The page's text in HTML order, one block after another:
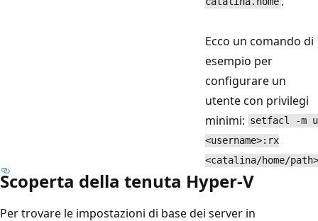
Ecco un comando di
esempio per
configurare un
utente con privilegi
minimi: setfacl -m
<username>:rx
<catalina/home/path>
Scoperta della tenuta Hyper-V
Per trovare le impostazioni di base dei server in